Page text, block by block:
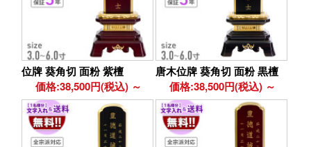
位牌 葵角切 面粉 紫檀
価格:38,500円(税込) ～
唐木位牌 葵角切 面粉 黒檀
価格:38,500円(税込) ～